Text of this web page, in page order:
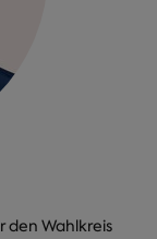
den Wahlkreis